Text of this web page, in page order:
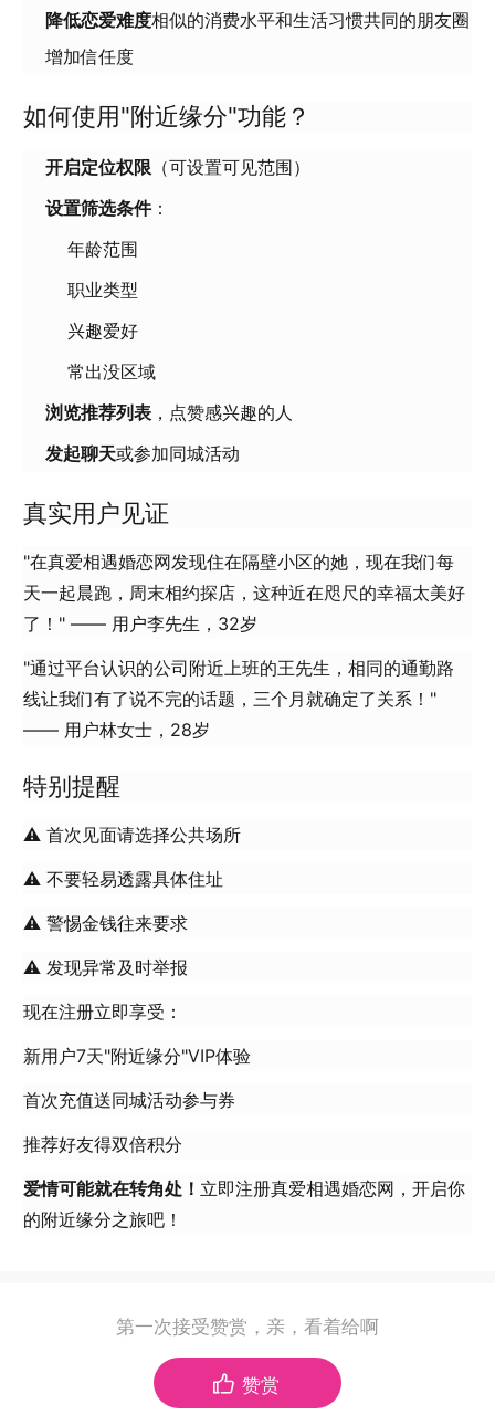
降低恋爱难度相似的消费水平和生活习惯共同的朋友圈
增加信任度
如何使用"附近缘分"功能？
开启定位权限 （可设置可见范围）
设置筛选条件：
年龄范围
职业类型
兴趣爱好
常出没区域
浏览推荐列表 ，点赞感兴趣的人
发起聊天或参加同城活动
真实用户见证
"在真爱相遇婚恋网发现住在隔壁小区的她，现在我们每
天一起晨跑，周末相约探店，这种近在咫尺的幸福太美好
了！" —— 用户李先生，32岁
"通过平台认识的公司附近上班的王先生，相同的通勤路
线让我们有了说不完的话题，三个月就确定了关系！"
—— 用户林女士，28岁
特别提醒
⚠️ 首次见面请选择公共场所
⚠️ 不要轻易透露具体住址
⚠️ 警惕金钱往来要求
⚠️ 发现异常及时举报
现在注册立即享受：
新用户7天"附近缘分"VIP体验
首次充值送同城活动参与券
推荐好友得双倍积分
爱情可能就在转角处！ 立即注册真爱相遇婚恋网，开启你
的附近缘分之旅吧！
第一次接受赞赏，亲，看着给啊
 赞赏